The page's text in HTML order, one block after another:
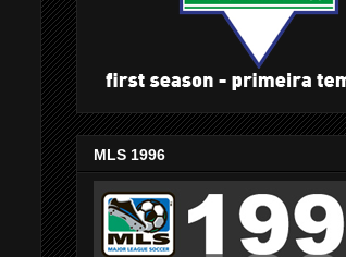
MLS 1996